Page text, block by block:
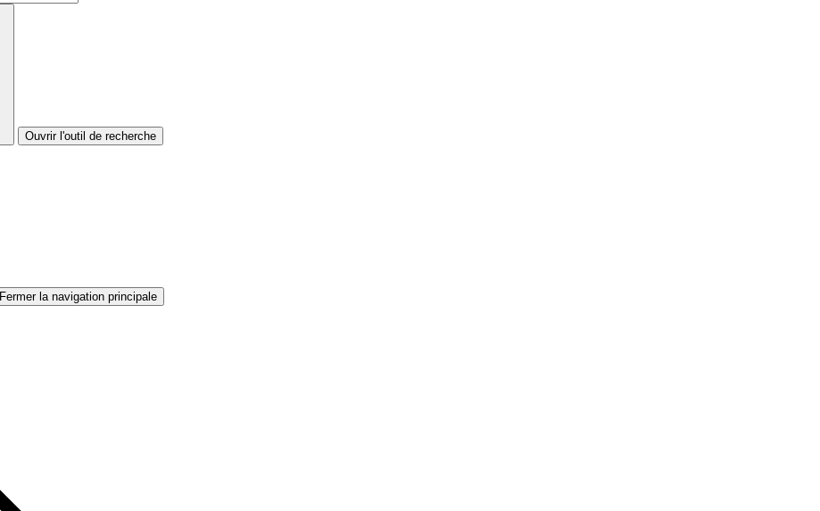
Ouvrir l'outil de recherche
Fermer la navigation principale